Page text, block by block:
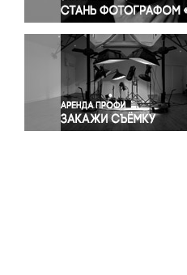
Религия
Светская жизнь
Спорт
Экология
Экономика и бизнес